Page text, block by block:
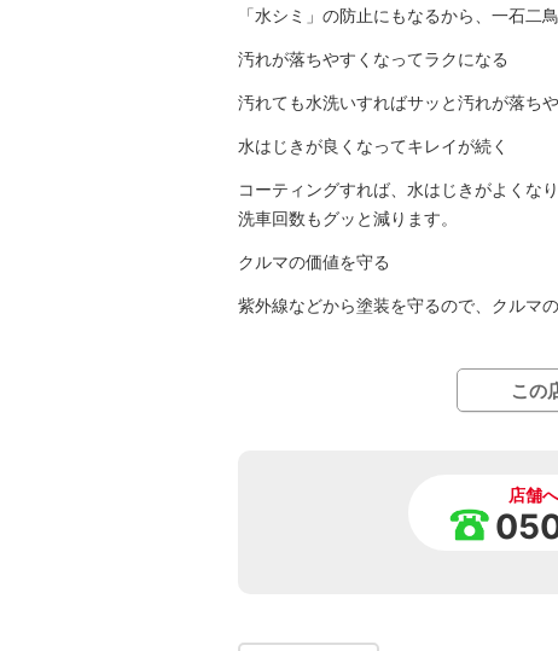
「水シミ」の防止にもなるから、一石二
汚れが落ちやすくなってラクになる
汚れても水洗いすればサッと汚れが落ち
水はじきが良くなってキレイが続く
コーティングすれば、水はじきがよくな
洗車回数もグッと減ります。
クルマの価値を守る
紫外線などから塗装を守るので、クルマ
この
店舗